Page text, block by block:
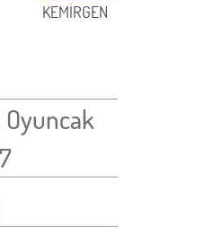
KEMİRGEN